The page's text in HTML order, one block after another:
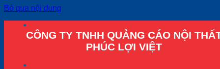
Bỏ qua nội dung
CÔNG TY TNHH QUẢNG CÁO NỘI
PHÚC LỢI VIỆT